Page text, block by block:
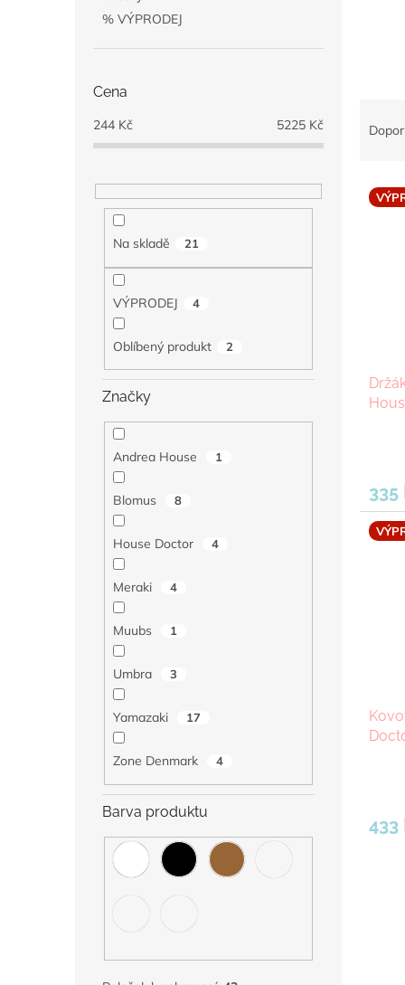
% VÝPRODEJ
Cena
244 Kč 5225 Kč
Na skladě 21
VÝPRODEJ 4
Oblíbený produkt 2
Značky
Andrea House 1
Blomus 8
House Doctor 4
Meraki 4
Muubs 1
Umbra 3
Yamazaki 17
Zone Denmark 4
Barva produktu
nV
335
433